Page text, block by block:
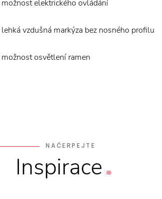
možnost elektrického ovládání
lehká vzdušná markýza bez nosného profilu
možnost osvětlení ramen
NAČERPEJTE
Inspirace